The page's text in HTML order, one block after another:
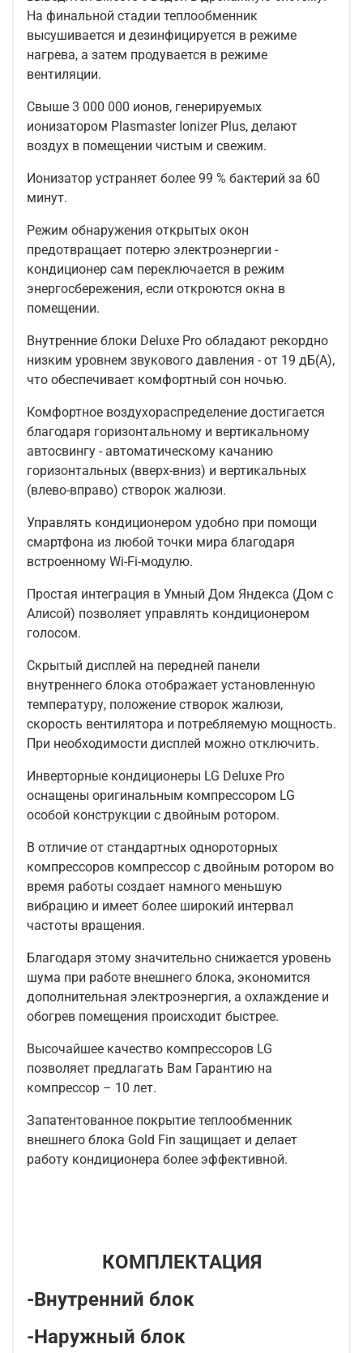
На финальной стадии теплообменник
высушивается и дезинфицируется в режиме
нагрева, а затем продувается в режиме
вентиляции.
Свыше 3 000 000 ионов, генерируемых
ионизатором Plasmaster Ionizer Plus, делают
воздух в помещении чистым и свежим.
Ионизатор устраняет более 99 % бактерий за 60
минут.
Режим обнаружения открытых окон
предотвращает потерю электроэнергии -
кондиционер сам переключается в режим
энергосбережения, если откроются окна в
помещении.
Внутренние блоки Deluxe Pro обладают рекордно
низким уровнем звукового давления - от 19 дБ(А),
что обеспечивает комфортный сон ночью.
Комфортное воздухораспределение достигается
благодаря горизонтальному и вертикальному
автосвингу - автоматическому качанию
горизонтальных (вверх-вниз) и вертикальных
(влево-вправо) створок жалюзи.
Управлять кондиционером удобно при помощи
смартфона из любой точки мира благодаря
встроенному Wi-Fi-модулю.
Простая интеграция в Умный Дом Яндекса (Дом с
Алисой) позволяет управлять кондиционером
голосом.
Скрытый дисплей на передней панели
внутреннего блока отображает установленную
температуру, положение створок жалюзи,
скорость вентилятора и потребляемую мощность.
При необходимости дисплей можно отключить.
Инверторные кондиционеры LG Deluxe Pro
оснащены оригинальным компрессором LG
особой конструкции с двойным ротором.
В отличие от стандартных однороторных
компрессоров компрессор с двойным ротором во
время работы создает намного меньшую
вибрацию и имеет более широкий интервал
частоты вращения.
Благодаря этому значительно снижается уровень
шума при работе внешнего блока, экономится
дополнительная электроэнергия, а охлаждение и
обогрев помещения происходит быстрее.
Высочайшее качество компрессоров LG
позволяет предлагать Вам Гарантию на
компрессор – 10 лет.
Запатентованное покрытие теплообменник
внешнего блока Gold Fin защищает и делает
работу кондиционера более эффективной.
КОМПЛЕКТАЦИЯ
-Внутренний блок
-Наружный блок